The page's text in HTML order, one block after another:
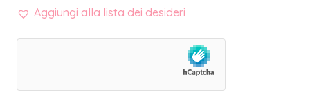
DELICATO
Aggiungi alla lista dei desideri